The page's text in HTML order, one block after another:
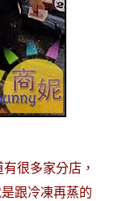
很多家分店，
跟冷凍再蒸的